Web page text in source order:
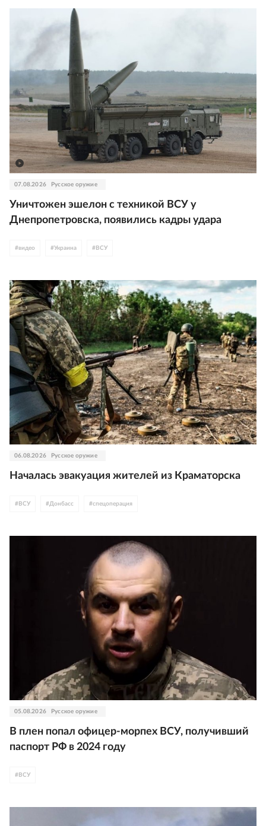
07.08.2026 Русское оружие
Уничтожен эшелон с техникой ВСУ у
Днепропетровска, появились кадры удара
#видео #Украина # ВСУ
06.08.2026 Русское оружие
Началась эвакуация жителей из Краматорска
# ВСУ # Донбасс #спецоперация
05.08.2026 Русское оружие
В плен попал офицер-морпех ВСУ, получивший
паспорт РФ в 2024 году
# ВСУ